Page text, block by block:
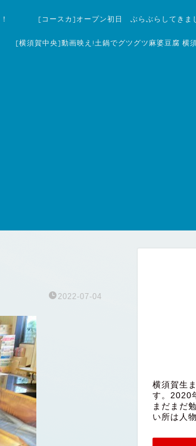
[コースカ]オープン初日 ぶらぶらしてきま
[横須賀中央]動画映え!土鍋でグツグツ麻婆豆腐 横
2022-07-04
横須賀生
す。2020
まだまだ
い所は人